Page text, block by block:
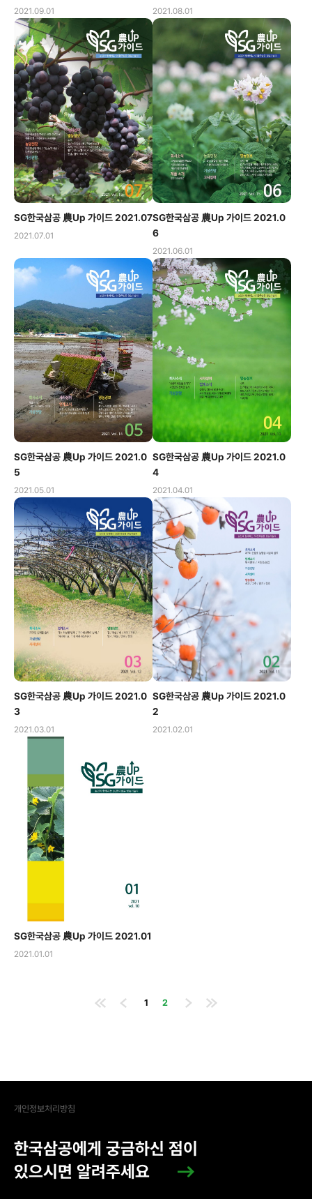
2021.09.01 2021.08.01
SG한국삼공 農Up 가이드 2021.07
2021.07.01
SG한국삼공 農Up 가이드 2021.0
6
2021.06.01
SG한국삼공 農Up 가이드 2021.0
5
2021.05.01
SG한국삼공 農Up 가이드 2021.0
4
2021.04.01
SG한국삼공 農Up 가이드 2021.0
3
2021.03.01
SG한국삼공 農Up 가이드 2021.0
2
2021.02.01
SG한국삼공 農Up 가이드 2021.01
2021.01.01
1 2
개인정보처리방침
한국삼공에게 궁금하신 점이
있으시면 알려주세요